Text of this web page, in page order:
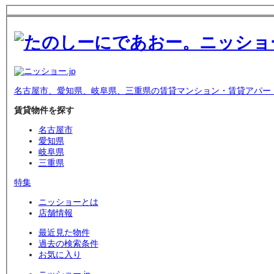
名古屋市、愛知県、岐阜県、三重県の賃貸マンション・賃貸アパー
賃貸物件を探す
名古屋市
愛知県
岐阜県
三重県
特集
ニッショーとは
店舗情報
最近見た物件
過去の検索条件
お気に入り